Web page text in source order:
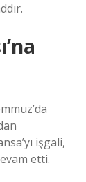
işgali,
etti.